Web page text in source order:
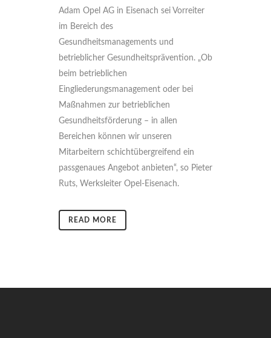
Adam Opel AG in Eisenach sei Vorreiter
im Bereich des
Gesundheitsmanagements und
betrieblicher Gesundheitsprävention. „Ob
beim betrieblichen
Eingliederungsmanagement oder bei
Maßnahmen zur betrieblichen
Gesundheitsförderung – in allen
Bereichen können wir unseren
Mitarbeitern schichtübergreifend ein
passgenaues Angebot anbieten“, so Pieter
Ruts, Werksleiter Opel-Eisenach.
READ MORE